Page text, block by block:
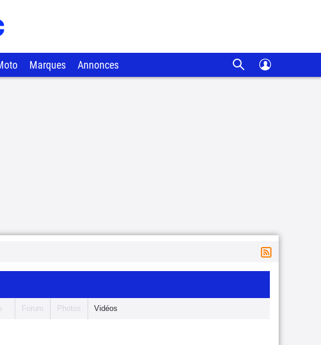
Marques Annonces
Forum Photos Vidéos